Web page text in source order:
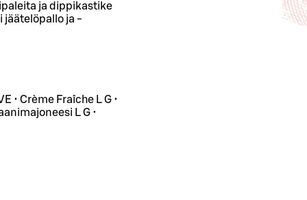
ja dippikastike
jäätelöpallo ja -
• Crème Fraîche L G •
L G •